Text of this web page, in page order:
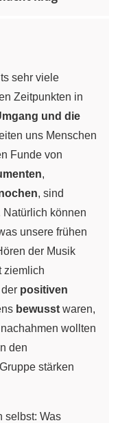
sehr viele
Zeitpunkten in
und die
uns Menschen
Funde von
,
, sind
Natürlich können
unsere frühen
der Musik
ziemlich
positiven
bewusst waren,
wollten
den
stärken
selbst: Was